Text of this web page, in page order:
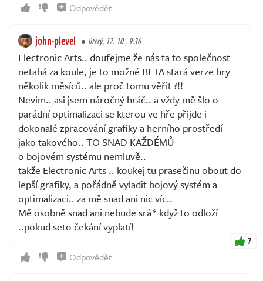
Odpovědět
john-plevel úterý, 12. 10., 9:36
Electronic Arts.. doufejme že nás ta to společnost
netahá za koule, je to možné BETA stará verze hry
několik měsíců.. ale proč tomu věřit ?!!
Nevim.. asi jsem náročný hráč.. a vždy mě šlo o
parádní optimalizaci se kterou ve hře přijde i
dokonalé zpracování grafiky a herního prostředí
jako takového.. TO SNAD KAŽDÉMŮ
o bojovém systému nemluvě..
takže Electronic Arts .. koukej tu prasečinu obout do
lepší grafiky, a pořádně vyladit bojový systém a
optimalizaci.. za mě snad ani nic víc..
Mě osobně snad ani nebude srá* když to odloží
..pokud seto čekání vyplatí!
7
Odpovědět